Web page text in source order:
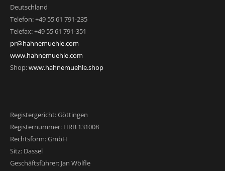
Deutschland
Telefon: +49 55 61 791-235
Telefax: +49 55 61 791-351
pr@hahnemuehle.com
www.hahnemuehle.com
Shop:www.hahnemuehle.shop
Registergericht: Göttingen
Registernummer: HRB 131008
Rechtsform: GmbH
Sitz: Dassel
Geschäftsführer: Jan Wölfle